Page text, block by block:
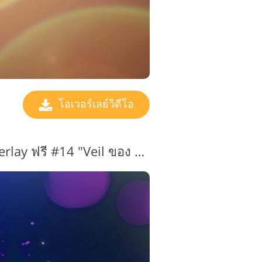
โอเวอร์เลย์วิดีโอ
Light Leak Video Overlay ฟรี #14 "Veil ของ Mystery"